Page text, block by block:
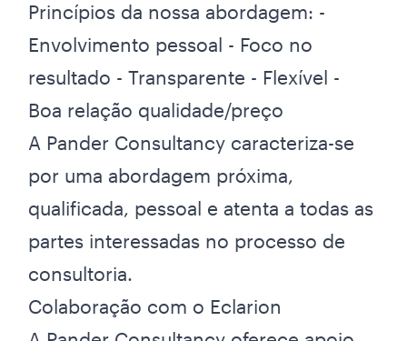
Princípios da nossa abordagem: -
Envolvimento pessoal - Foco no
resultado - Transparente - Flexível -
Boa relação qualidade/preço
A Pander Consultancy caracteriza-se
por uma abordagem próxima,
qualificada, pessoal e atenta a todas as
partes interessadas no processo de
consultoria.
Colaboração com o Eclarion